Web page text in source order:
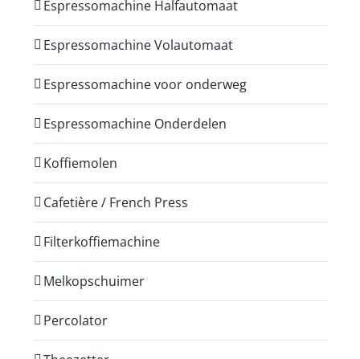
Espressomachine Halfautomaat
Espressomachine Volautomaat
Espressomachine voor onderweg
Espressomachine Onderdelen
Koffiemolen
Cafetière / French Press
Filterkoffiemachine
Melkopschuimer
Percolator